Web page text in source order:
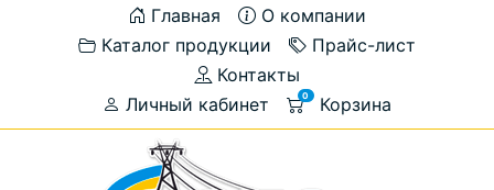
Главная
О компании
Каталог продукции
Прайс-лист
Контакты
Личный кабинет
0 Корзина